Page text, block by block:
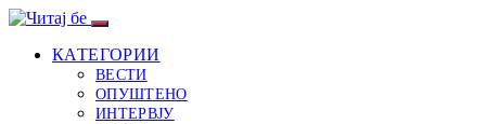
КАТЕГОРИИ
ВЕСТИ
ОПУШТЕНО
ИНТЕРВЈУ